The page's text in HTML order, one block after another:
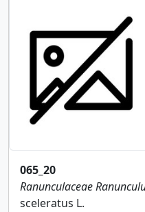
065_20
Ranunculaceae
sceleratus L.